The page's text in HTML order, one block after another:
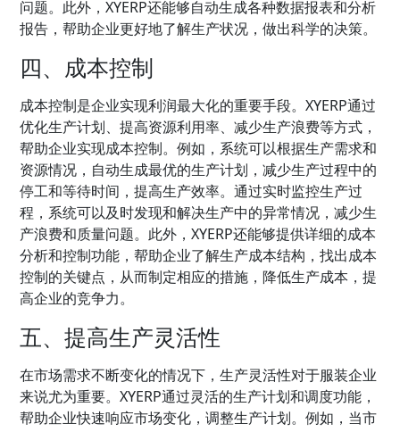
问题。此外，XYERP还能够自动生成各种数据报表和分析
报告，帮助企业更好地了解生产状况，做出科学的决策。
四、成本控制
成本控制是企业实现利润最大化的重要手段。XYERP通过
优化生产计划、提高资源利用率、减少生产浪费等方式，
帮助企业实现成本控制。例如，系统可以根据生产需求和
资源情况，自动生成最优的生产计划，减少生产过程中的
停工和等待时间，提高生产效率。通过实时监控生产过
程，系统可以及时发现和解决生产中的异常情况，减少生
产浪费和质量问题。此外，XYERP还能够提供详细的成本
分析和控制功能，帮助企业了解生产成本结构，找出成本
控制的关键点，从而制定相应的措施，降低生产成本，提
高企业的竞争力。
五、提高生产灵活性
在市场需求不断变化的情况下，生产灵活性对于服装企业
来说尤为重要。XYERP通过灵活的生产计划和调度功能，
帮助企业快速响应市场变化，调整生产计划。例如，当市